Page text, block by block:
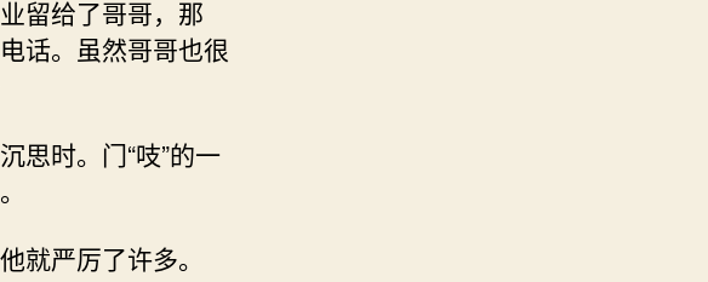
留给了哥哥，那
话。虽然哥哥也很
思时。门“吱”的一
就严厉了许多。